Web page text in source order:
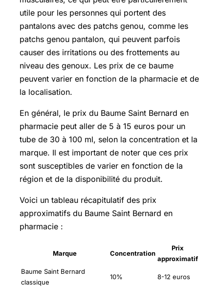
utile pour les personnes qui portent des
pantalons avec des patchs genou, comme les
patchs genou pantalon, qui peuvent parfois
causer des irritations ou des frottements au
niveau des genoux. Les prix de ce baume
peuvent varier en fonction de la pharmacie et de
la localisation.
En général, le prix du Baume Saint Bernard en
pharmacie peut aller de 5 à 15 euros pour un
tube de 30 à 100 ml, selon la concentration et la
marque. Il est important de noter que ces prix
sont susceptibles de varier en fonction de la
région et de la disponibilité du produit.
Voici un tableau récapitulatif des prix
approximatifs du Baume Saint Bernard en
pharmacie :
Marque Concentration
Prix
approximatif
Baume Saint Bernard
classique
10% 8-12 euros